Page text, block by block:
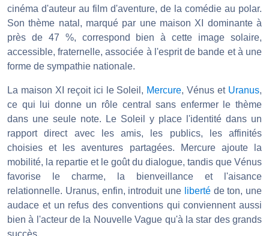
cinéma d'auteur au film d'aventure, de la comédie au polar.
Son thème natal, marqué par une maison XI dominante à
près de 47 %, correspond bien à cette image solaire,
accessible, fraternelle, associée à l'esprit de bande et à une
forme de sympathie nationale.
La maison XI reçoit ici le Soleil, Mercure, Vénus et Uranus,
ce qui lui donne un rôle central sans enfermer le thème
dans une seule note. Le Soleil y place l'identité dans un
rapport direct avec les amis, les publics, les affinités
choisies et les aventures partagées. Mercure ajoute la
mobilité, la repartie et le goût du dialogue, tandis que Vénus
favorise le charme, la bienveillance et l'aisance
relationnelle. Uranus, enfin, introduit une libertéde ton, une
audace et un refus des conventions qui conviennent aussi
bien à l'acteur de la Nouvelle Vague qu'à la star des grands
succès.